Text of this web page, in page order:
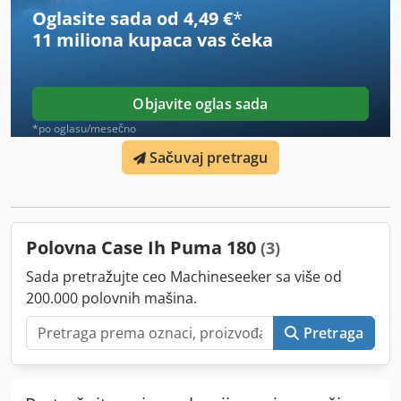
broj: 2926-26
Oglasite sada od 4,49 €*
11 miliona kupaca vas čeka
Objavite oglas sada
*po oglasu/mesečno
Sačuvaj pretragu
Polovna Case Ih Puma 180 (3)
Sada pretražujte ceo Machineseeker sa više od
200.000 polovnih mašina.
Pretraga